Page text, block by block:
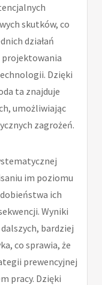
skutków, co
działań
projektowania
Dzięki
ta znajduje
umożliwiając
zagrożeń.
im poziomu
ich
Wyniki
bardziej
co sprawia, że
prewencyjnej
pracy. Dzięki